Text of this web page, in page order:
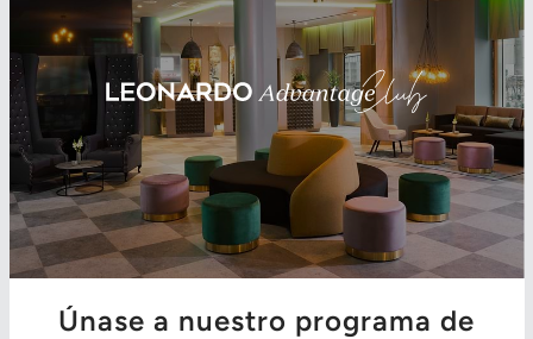
Únase a nuestro programa de